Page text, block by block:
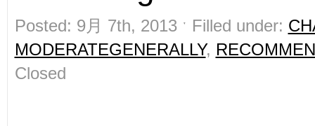
Posted: 9月 7th, 2013 ˑ Filled under:
MODERATEGENERALLY,
Closed